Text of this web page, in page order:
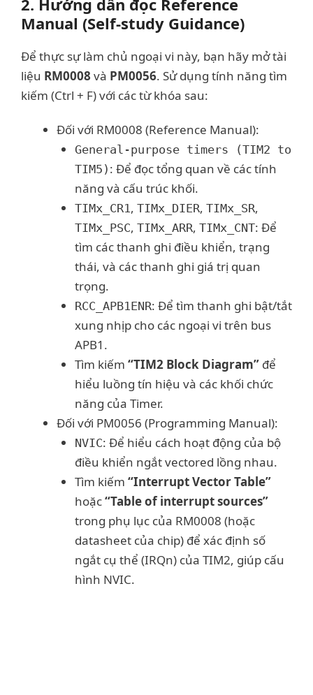
2. Hướng dẫn đọc Reference
Manual (Self-study Guidance)
Để thực sự làm chủ ngoại vi này, bạn hãy mở tài
liệu RM0008 và PM0056. Sử dụng tính năng tìm
kiếm (Ctrl + F) với các từ khóa sau:
Đối với RM0008 (Reference Manual):
General-purpose timers (TIM2 to
TIM5) : Để đọc tổng quan về các tính
năng và cấu trúc khối.
TIMx_CR1 , TIMx_DIER, TIMx_SR,
TIMx_PSC, TIMx_ARR, TIMx_CNT: Để
tìm các thanh ghi điều khiển, trạng
thái, và các thanh ghi giá trị quan
trọng.
RCC_APB1ENR: Để tìm thanh ghi bật/tắt
xung nhịp cho các ngoại vi trên bus
APB1.
Tìm kiếm “TIM2 Block Diagram”để
hiểu luồng tín hiệu và các khối chức
năng của Timer.
Đối với PM0056 (Programming Manual):
NVIC: Để hiểu cách hoạt động của bộ
điều khiển ngắt vectored lồng nhau.
Tìm kiếm “Interrupt Vector Table”
hoặc“Table of interrupt sources”
trong phụ lục của RM0008 (hoặc
datasheet của chip) để xác định số
ngắt cụ thể (IRQn) của TIM2, giúp cấu
hình NVIC.